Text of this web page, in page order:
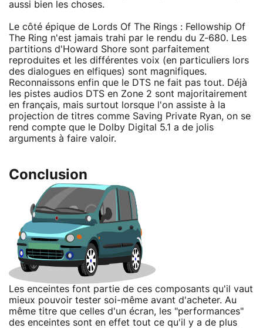
aussi bien les choses.
Le côté épique de Lords Of The Rings : Fellowship Of
The Ring n'est jamais trahi par le rendu du Z-680. Les
partitions d'Howard Shore sont parfaitement
reproduites et les différentes voix (en particuliers lors
des dialogues en elfiques) sont magnifiques.
Reconnaissons enfin que le DTS ne fait pas tout. Déjà
les pistes audios DTS en Zone 2 sont majoritairement
en français, mais surtout lorsque l'on assiste à la
projection de titres comme Saving Private Ryan, on se
rend compte que le Dolby Digital 5.1 a de jolis
arguments à faire valoir.
Conclusion
Les enceintes font partie de ces composants qu'il vaut
mieux pouvoir tester soi-même avant d'acheter. Au
même titre que celles d'un écran, les "performances"
des enceintes sont en effet tout ce qu'il y a de plus